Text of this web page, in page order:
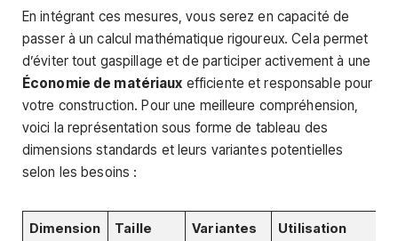
En intégrant ces mesures, vous serez en capacité de
passer à un calcul mathématique rigoureux. Cela permet
d’éviter tout gaspillage et de participer activement à une
Économie de matériaux efficiente et responsable pour
votre construction. Pour une meilleure compréhension,
voici la représentation sous forme de tableau des
dimensions standards et leurs variantes potentielles
selon les besoins :
Dimension
Taille
Variantes
Utilisation